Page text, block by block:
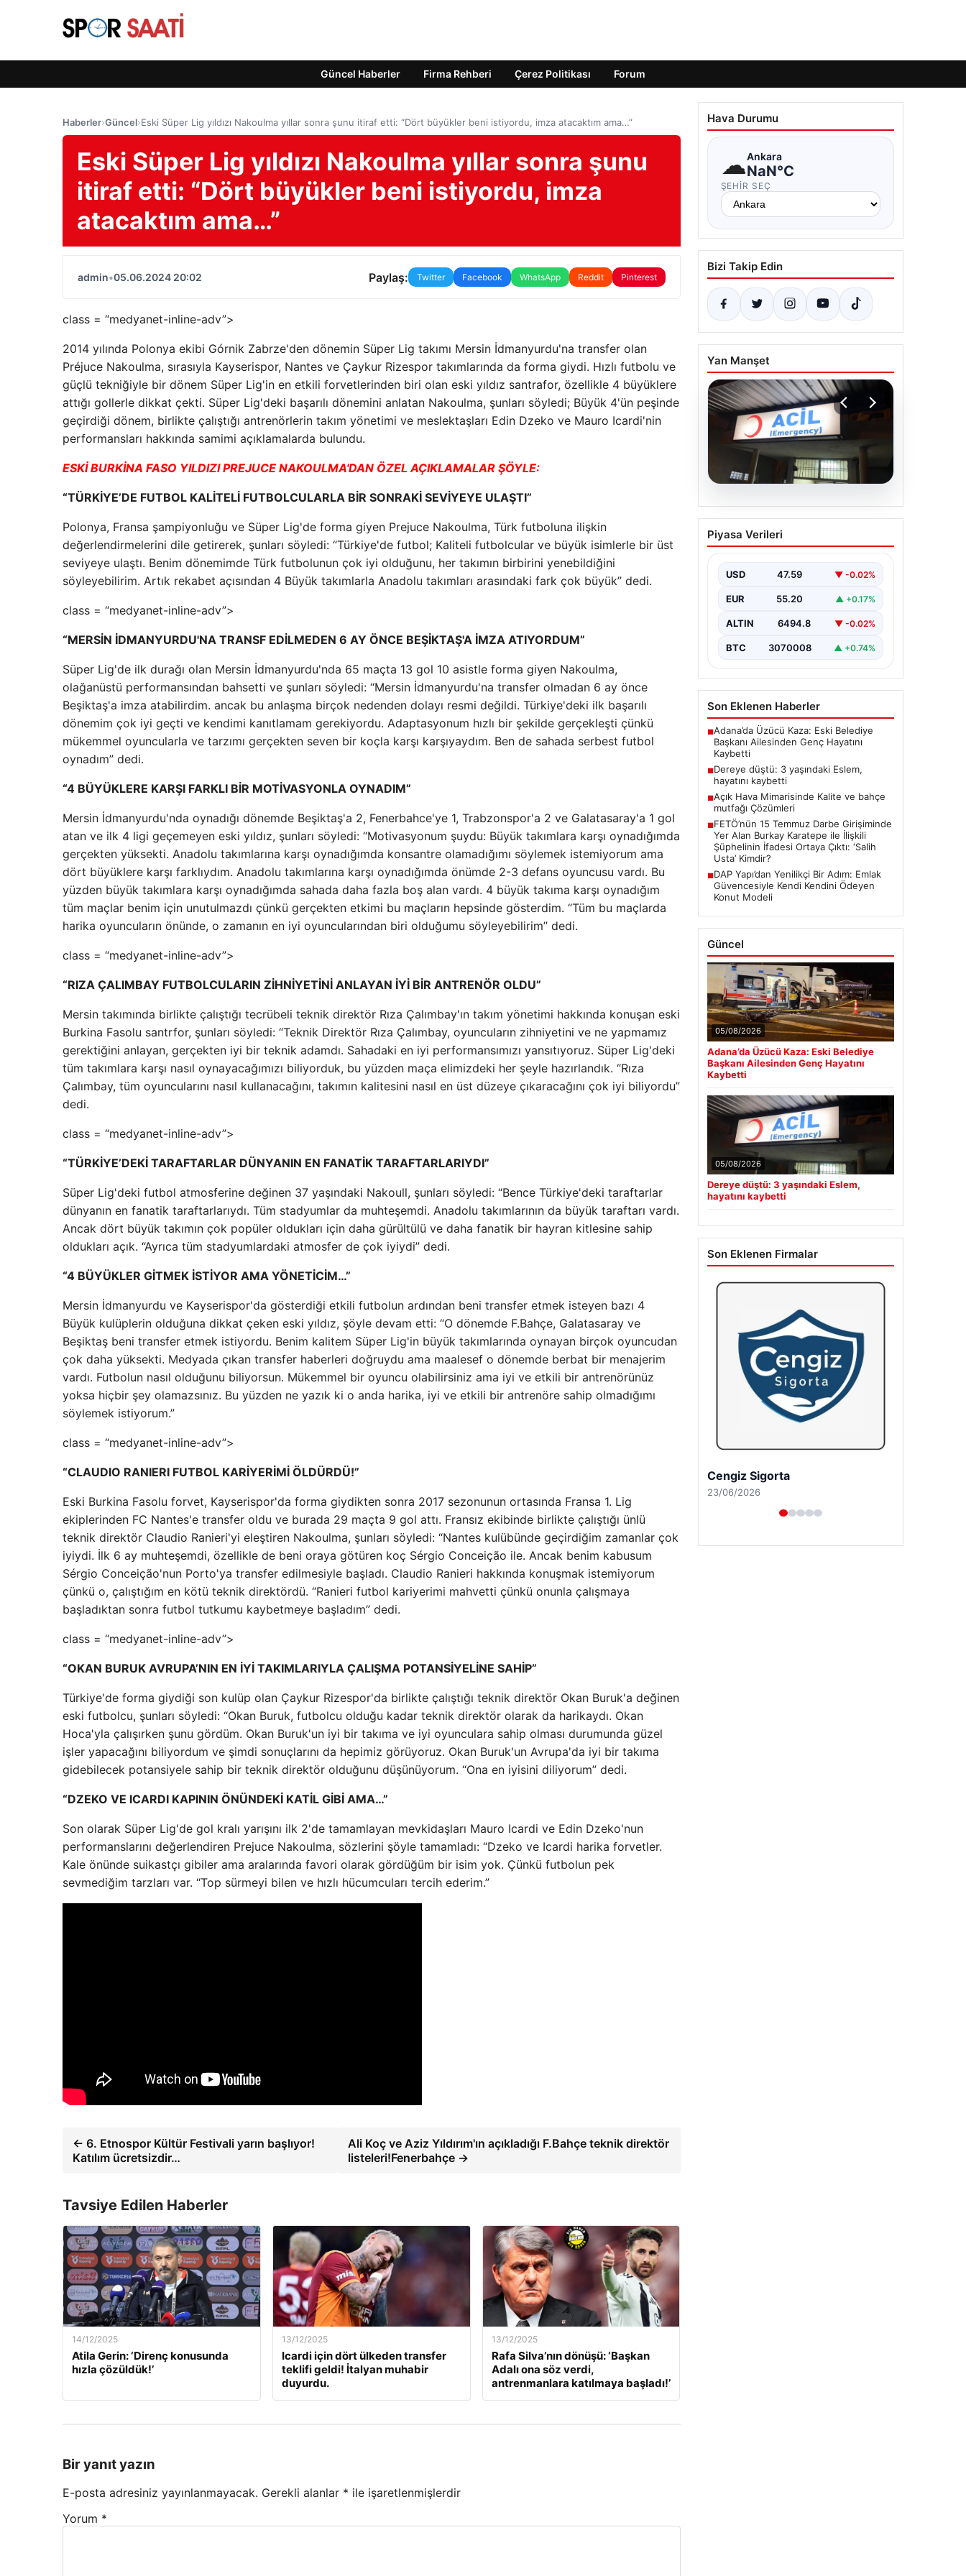
Güncel Haberler Firma Rehberi Çerez Politikası Forum
Haberler›Güncel›Eski Süper Lig yıldızı Nakoulma yıllar sonra şunu itiraf etti: “Dört büyükler beni istiyordu, imza atacaktım ama…”
Eski Süper Lig yıldızı Nakoulma yıllar sonra şunu
itiraf etti: “Dört büyükler beni istiyordu, imza
atacaktım ama…”
admin•05.06.2024 20:02 Paylaş: Twitter Facebook WhatsApp Reddit Pinterest
class = “medyanet-inline-adv”>
2014 yılında Polonya ekibi Górnik Zabrze'den dönemin Süper Lig takımı Mersin İdmanyurdu'na transfer olan
Préjuce Nakoulma, sırasıyla Kayserispor, Nantes ve Çaykur Rizespor takımlarında da forma giydi. Hızlı futbolu ve
güçlü tekniğiyle bir dönem Süper Lig'in en etkili forvetlerinden biri olan eski yıldız santrafor, özellikle 4 büyüklere
attığı gollerle dikkat çekti. Süper Lig'deki başarılı dönemini anlatan Nakoulma, şunları söyledi; Büyük 4'ün peşinde
geçirdiği dönem, birlikte çalıştığı antrenörlerin takım yönetimi ve meslektaşları Edin Dzeko ve Mauro Icardi'nin
performansları hakkında samimi açıklamalarda bulundu.
ESKİ BURKİNA FASO YILDIZI PREJUCE NAKOULMA'DAN ÖZEL AÇIKLAMALAR ŞÖYLE:
“TÜRKİYE’DE FUTBOL KALİTELİ FUTBOLCULARLA BİR SONRAKİ SEVİYEYE ULAŞTI”
Polonya, Fransa şampiyonluğu ve Süper Lig'de forma giyen Prejuce Nakoulma, Türk futboluna ilişkin
değerlendirmelerini dile getirerek, şunları söyledi: “Türkiye'de futbol; Kaliteli futbolcular ve büyük isimlerle bir üst
seviyeye ulaştı. Benim dönemimde Türk futbolunun çok iyi olduğunu, her takımın birbirini yenebildiğini
söyleyebilirim. Artık rekabet açısından 4 Büyük takımlarla Anadolu takımları arasındaki fark çok büyük” dedi.
class = “medyanet-inline-adv”>
“MERSİN İDMANYURDU'NA TRANSF EDİLMEDEN 6 AY ​​ÖNCE BEŞİKTAŞ'A İMZA ATIYORDUM”
Süper Lig'de ilk durağı olan Mersin İdmanyurdu'nda 65 maçta 13 gol 10 asistle forma giyen Nakoulma,
olağanüstü performansından bahsetti ve şunları söyledi: “Mersin İdmanyurdu'na transfer olmadan 6 ay önce
Beşiktaş'a imza atabilirdim. ancak bu anlaşma birçok nedenden dolayı resmi değildi. Türkiye'deki ilk başarılı
dönemim çok iyi geçti ve kendimi kanıtlamam gerekiyordu. Adaptasyonum hızlı bir şekilde gerçekleşti çünkü
mükemmel oyuncularla ve tarzımı gerçekten seven bir koçla karşı karşıyaydım. Ben de sahada serbest futbol
oynadım” dedi.
“4 BÜYÜKLERE KARŞI FARKLI BİR MOTİVASYONLA OYNADIM”
Mersin İdmanyurdu'nda oynadığı dönemde Beşiktaş'a 2, Fenerbahce'ye 1, Trabzonspor'a 2 ve Galatasaray'a 1 gol
atan ve ilk 4 ligi geçemeyen eski yıldız, şunları söyledi: “Motivasyonum şuydu: Büyük takımlara karşı oynadığımda
gerçekten yüksekti. Anadolu takımlarına karşı oynadığımda konsantre olamadığımı söylemek istemiyorum ama
dört büyüklere karşı farklıydım. Anadolu takımlarına karşı oynadığımda önümde 2-3 defans oyuncusu vardı. Bu
yüzden büyük takımlara karşı oynadığımda sahada daha fazla boş alan vardı. 4 büyük takıma karşı oynadığım
tüm maçlar benim için unutulmazdı çünkü gerçekten etkimi bu maçların hepsinde gösterdim. “Tüm bu maçlarda
harika oyuncuların önünde, o zamanın en iyi oyuncularından biri olduğumu söyleyebilirim” dedi.
class = “medyanet-inline-adv”>
“RIZA ÇALIMBAY FUTBOLCULARIN ZİHNİYETİNİ ANLAYAN İYİ BİR ANTRENÖR OLDU”
Mersin takımında birlikte çalıştığı tecrübeli teknik direktör Rıza Çalımbay'ın takım yönetimi hakkında konuşan eski
Burkina Fasolu santrfor, şunları söyledi: “Teknik Direktör Rıza Çalımbay, oyuncuların zihniyetini ve ne yapmamız
gerektiğini anlayan, gerçekten iyi bir teknik adamdı. Sahadaki en iyi performansımızı yansıtıyoruz. Süper Lig'deki
tüm takımlara karşı nasıl oynayacağımızı biliyorduk, bu yüzden maça elimizdeki her şeyle hazırlandık. “Rıza
Çalımbay, tüm oyuncularını nasıl kullanacağını, takımın kalitesini nasıl en üst düzeye çıkaracağını çok iyi biliyordu”
dedi.
class = “medyanet-inline-adv”>
“TÜRKİYE’DEKİ TARAFTARLAR DÜNYANIN EN FANATİK TARAFTARLARIYDI”
Süper Lig'deki futbol atmosferine değinen 37 yaşındaki Nakoull, şunları söyledi: “Bence Türkiye'deki taraftarlar
dünyanın en fanatik taraftarlarıydı. Tüm stadyumlar da muhteşemdi. Anadolu takımlarının da büyük taraftarı vardı.
Ancak dört büyük takımın çok popüler oldukları için daha gürültülü ve daha fanatik bir hayran kitlesine sahip
oldukları açık. “Ayrıca tüm stadyumlardaki atmosfer de çok iyiydi” dedi.
“4 BÜYÜKLER GİTMEK İSTİYOR AMA YÖNETİCİM…”
Mersin İdmanyurdu ve Kayserispor'da gösterdiği etkili futbolun ardından beni transfer etmek isteyen bazı 4
Büyük kulüplerin olduğuna dikkat çeken eski yıldız, şöyle devam etti: “O dönemde F.Bahçe, Galatasaray ve
Beşiktaş beni transfer etmek istiyordu. Benim kalitem Süper Lig'in büyük takımlarında oynayan birçok oyuncudan
çok daha yüksekti. Medyada çıkan transfer haberleri doğruydu ama maalesef o dönemde berbat bir menajerim
vardı. Futbolun nasıl olduğunu biliyorsun. Mükemmel bir oyuncu olabilirsiniz ama iyi ve etkili bir antrenörünüz
yoksa hiçbir şey olamazsınız. Bu yüzden ne yazık ki o anda harika, iyi ve etkili bir antrenöre sahip olmadığımı
söylemek istiyorum.”
class = “medyanet-inline-adv”>
“CLAUDIO RANIERI FUTBOL KARİYERİMİ ÖLDÜRDÜ!”
Eski Burkina Fasolu forvet, Kayserispor'da forma giydikten sonra 2017 sezonunun ortasında Fransa 1. Lig
ekiplerinden FC Nantes'e transfer oldu ve burada 29 maçta 9 gol attı. Fransız ekibinde birlikte çalıştığı ünlü
teknik direktör Claudio Ranieri'yi eleştiren Nakoulma, şunları söyledi: “Nantes kulübünde geçirdiğim zamanlar çok
iyiydi. İlk 6 ay muhteşemdi, özellikle de beni oraya götüren koç Sérgio Conceição ile. Ancak benim kabusum
Sérgio Conceição'nun Porto'ya transfer edilmesiyle başladı. Claudio Ranieri hakkında konuşmak istemiyorum
çünkü o, çalıştığım en kötü teknik direktördü. “Ranieri futbol kariyerimi mahvetti çünkü onunla çalışmaya
başladıktan sonra futbol tutkumu kaybetmeye başladım” dedi.
class = “medyanet-inline-adv”>
“OKAN BURUK AVRUPA’NIN EN İYİ TAKIMLARIYLA ÇALIŞMA POTANSİYELİNE SAHİP”
Türkiye'de forma giydiği son kulüp olan Çaykur Rizespor'da birlikte çalıştığı teknik direktör Okan Buruk'a değinen
eski futbolcu, şunları söyledi: “Okan Buruk, futbolcu olduğu kadar teknik direktör olarak da harikaydı. Okan
Hoca'yla çalışırken şunu gördüm. Okan Buruk'un iyi bir takıma ve iyi oyunculara sahip olması durumunda güzel
işler yapacağını biliyordum ve şimdi sonuçlarını da hepimiz görüyoruz. Okan Buruk'un Avrupa'da iyi bir takıma
gidebilecek potansiyele sahip bir teknik direktör olduğunu düşünüyorum. “Ona en iyisini diliyorum” dedi.
“DZEKO VE ICARDI KAPININ ÖNÜNDEKİ KATİL GİBİ AMA…”
Son olarak Süper Lig'de gol kralı yarışını ilk 2'de tamamlayan mevkidaşları Mauro Icardi ve Edin Dzeko'nun
performanslarını değerlendiren Prejuce Nakoulma, sözlerini şöyle tamamladı: “Dzeko ve Icardi harika forvetler.
Kale önünde suikastçı gibiler ama aralarında favori olarak gördüğüm bir isim yok. Çünkü futbolun pek
sevmediğim tarzları var. “Top sürmeyi bilen ve hızlı hücumcuları tercih ederim.”
← 6. Etnospor Kültür Festivali yarın başlıyor!
Katılım ücretsizdir…
Ali Koç ve Aziz Yıldırım'ın açıkladığı F.Bahçe teknik direktör
listeleri!Fenerbahçe →
Tavsiye Edilen Haberler
14/12/2025
Atila Gerin: ‘Direnç konusunda
hızla çözüldük!’
13/12/2025
Icardi için dört ülkeden transfer
teklifi geldi! İtalyan muhabir
duyurdu.
13/12/2025
Rafa Silva’nın dönüşü: ‘Başkan
Adalı ona söz verdi,
antrenmanlara katılmaya başladı!’
Bir yanıt yazın
E-posta adresiniz yayınlanmayacak. Gerekli alanlar * ile işaretlenmişlerdir
Yorum *
Hava Durumu
☁Ankara
NaN°C
ŞEHIR SEÇ
Bizi Takip Edin
Yan Manşet
05.08.2026
Dereye düştü: 3
yaşındaki Eslem,
Piyasa Verileri
USD 47.59 ▼ -0.02%
EUR 55.20 ▲ +0.17%
ALTIN 6494.8 ▼ -0.02%
BTC 3070008 ▲ +0.74%
Son Eklenen Haberler
■Adana’da Üzücü Kaza: Eski Belediye
Başkanı Ailesinden Genç Hayatını
Kaybetti
■Dereye düştü: 3 yaşındaki Eslem,
hayatını kaybetti
■Açık Hava Mimarisinde Kalite ve bahçe
mutfağı Çözümleri
■FETÖ’nün 15 Temmuz Darbe Girişiminde
Yer Alan Burkay Karatepe ile İlişkili
Şüphelinin İfadesi Ortaya Çıktı: ‘Salih
Usta’ Kimdir?
■DAP Yapı’dan Yenilikçi Bir Adım: Emlak
Güvencesiyle Kendi Kendini Ödeyen
Konut Modeli
Güncel
05/08/2026
Adana’da Üzücü Kaza: Eski Belediye
Başkanı Ailesinden Genç Hayatını
Kaybetti
05/08/2026
Dereye düştü: 3 yaşındaki Eslem,
hayatını kaybetti
Son Eklenen Firmalar
Hastaş Beton
26/05/2026